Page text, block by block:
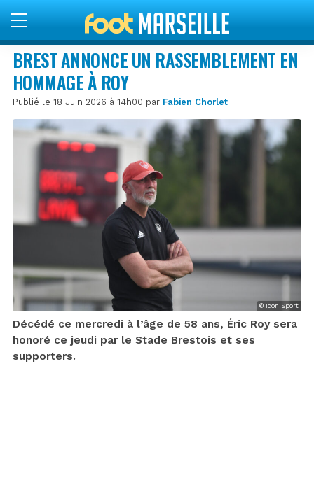
BREST ANNONCE UN RASSEMBLEMENT EN
HOMMAGE À ROY
Publié le 18 Juin 2026 à 14h00 par Fabien Chorlet
© Icon Sport
Décédé ce mercredi à l’âge de 58 ans, Éric Roy sera
honoré ce jeudi par le Stade Brestois et ses
supporters.